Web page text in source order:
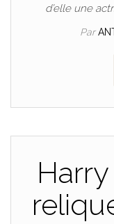
d’elle une
Par